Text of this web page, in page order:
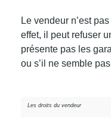
Le vendeur n’est
effet, il peut refuser
présente pas les
ou s’il ne semble
Les droits du vendeur